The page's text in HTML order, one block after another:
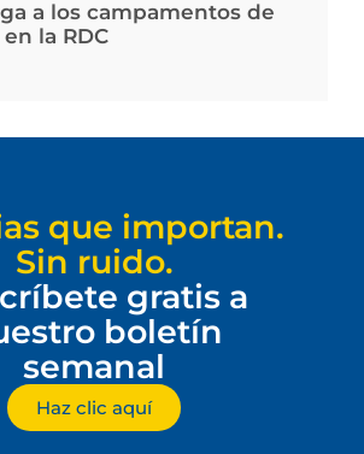
a los campamentos de
la RDC
que importan.
Sin ruido.
gratis a
boletín
semanal
Haz clic aquí